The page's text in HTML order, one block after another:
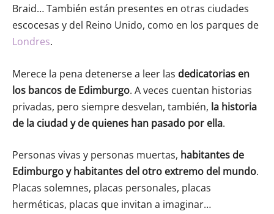
Braid… También están presentes en otras ciudades
escocesas y del Reino Unido, como en los parques de
Londres.
Merece la pena detenerse a leer las dedicatorias en
los bancos de Edimburgo. A veces cuentan historias
privadas, pero siempre desvelan, también, la historia
de la ciudad y de quienes han pasado por ella.
Personas vivas y personas muertas, habitantes de
Edimburgo y habitantes del otro extremo del mundo.
Placas solemnes, placas personales, placas
herméticas, placas que invitan a imaginar…